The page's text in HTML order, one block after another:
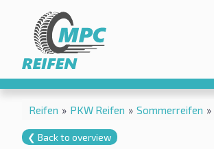
Reifen » PKW Reifen » Sommerreifen »
❮ Back to overview